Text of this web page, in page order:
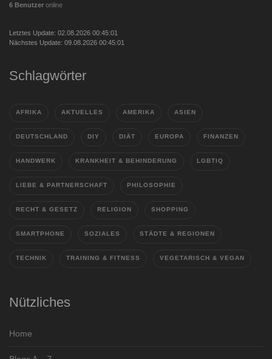
6 Benutzer online
Letztes Update: 02.08.2026 00:45:01
Nächstes Update: 09.08.2026 00:45:01
Schlagwörter
AFRIKA AKTUELLES AMERIKA ASIEN
DEUTSCHLAND DIY DIÄT EUROPA FINANZEN
HANDWERK KRANKHEIT & BEHINDERUNG LGBTIQ
LIEBE & PARTNERSCHAFT PHILOSOPHIE
RECHT & GESETZ RELIGION SHOPPING
SMARTPHONE SOZIALES STÄDTE & REGIONEN
TECHNIK TRAINING & FITNESS VEGETARISCH & VEGAN
Nützliches
Home